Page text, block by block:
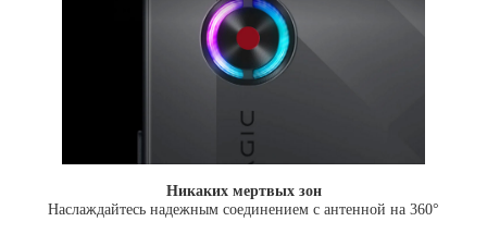
Никаких мертвых зон
Наслаждайтесь надежным соединением с антенной на 360°